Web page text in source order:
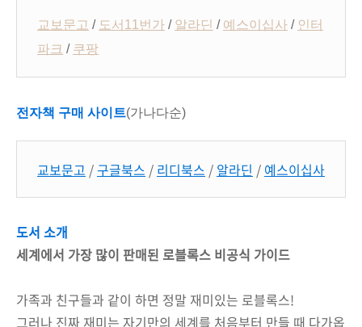
교보문고 / 도서11번가 / 알라딘 / 예스이십사 / 인터
파크 / 쿠팡
전자책 구매 사이트(가나다순)
교보문고 /구글북스 / 리디북스 / 알라딘 / 예스이십사
도서 소개
세계에서 가장 많이 판매된 로블록스 비공식 가이드
가족과 친구들과 같이 하면 정말 재미있는 로블록스!
그러나 진짜 재미는 자기만의 세계를 처음부터 만들 때 다가옵